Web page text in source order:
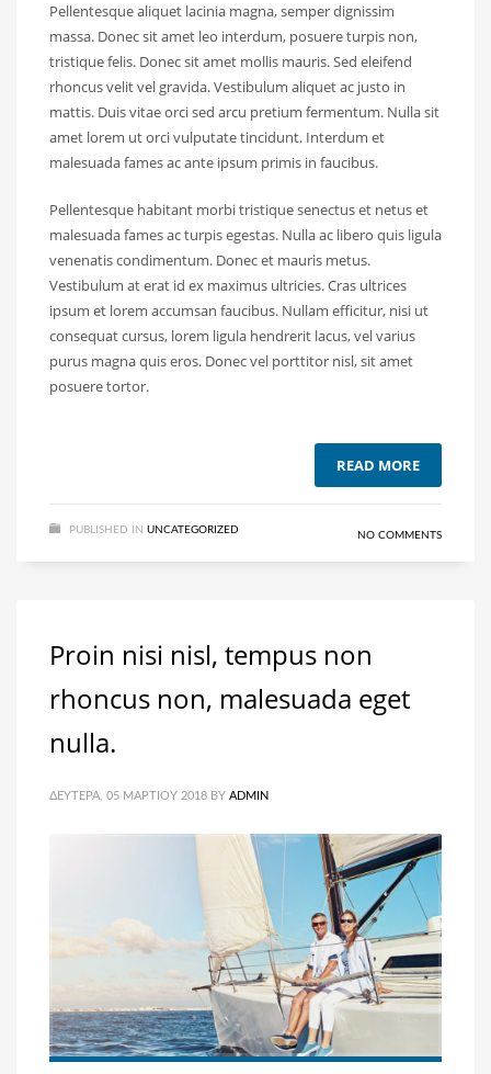
Pellentesque aliquet lacinia magna, semper dignissim
massa. Donec sit amet leo interdum, posuere turpis non,
tristique felis. Donec sit amet mollis mauris. Sed eleifend
rhoncus velit vel gravida. Vestibulum aliquet ac justo in
mattis. Duis vitae orci sed arcu pretium fermentum. Nulla sit
amet lorem ut orci vulputate tincidunt. Interdum et
malesuada fames ac ante ipsum primis in faucibus.
Pellentesque habitant morbi tristique senectus et netus et
malesuada fames ac turpis egestas. Nulla ac libero quis ligula
venenatis condimentum. Donec et mauris metus.
Vestibulum at erat id ex maximus ultricies. Cras ultrices
ipsum et lorem accumsan faucibus. Nullam efficitur, nisi ut
consequat cursus, lorem ligula hendrerit lacus, vel varius
purus magna quis eros. Donec vel porttitor nisl, sit amet
posuere tortor.
READ MORE
PUBLISHED IN UNCATEGORIZED NO COMMENTS
Proin nisi nisl, tempus non
rhoncus non, malesuada eget
nulla.
ΔΕΥΤΈΡΑ, 05 ΜΑΡΤΊΟΥ 2018 BY ADMIN